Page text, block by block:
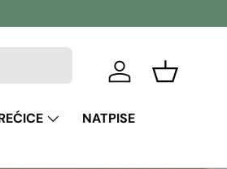
Prijava Košara
NATPISE